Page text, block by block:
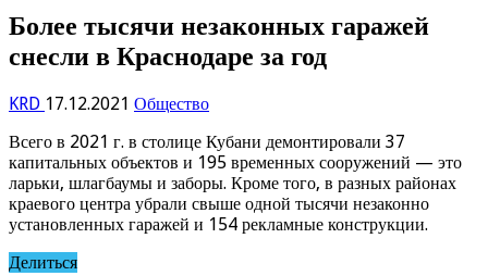
Более тысячи незаконных гаражей
снесли в Краснодаре за год
KRD 17.12.2021 Общество
Всего в 2021 г. в столице Кубани демонтировали 37
капитальных объектов и 195 временных сооружений — это
ларьки, шлагбаумы и заборы. Кроме того, в разных районах
краевого центра убрали свыше одной тысячи незаконно
установленных гаражей и 154 рекламные конструкции.
Делиться